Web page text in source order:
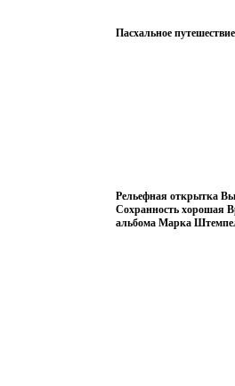
Пасхальное
Рельефная открытка
Сохранность хорошая
альбома Марка